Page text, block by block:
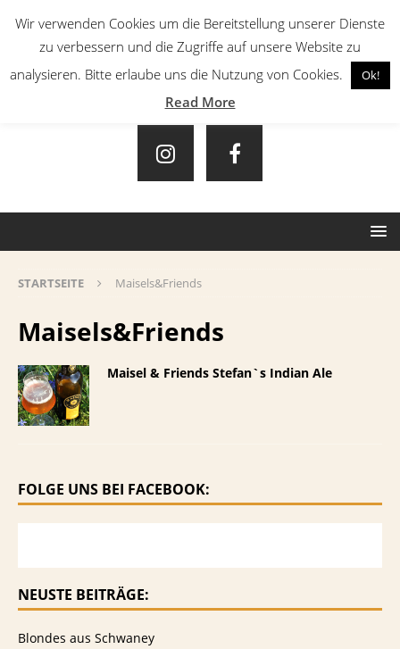
STARTSEITE Maisels&Friends
Maisels&Friends
Maisel & Friends Stefan`s Indian Ale
FOLGE UNS BEI FACEBOOK:
NEUSTE BEITRÄGE:
Blondes aus Schwaney
Wir verwenden Cookies um die Bereitstellung unserer Dienste
zu verbessern und die Zugriffe auf unsere Website zu
analysieren. Bitte erlaube uns die Nutzung von Cookies.
Ok!
Read More